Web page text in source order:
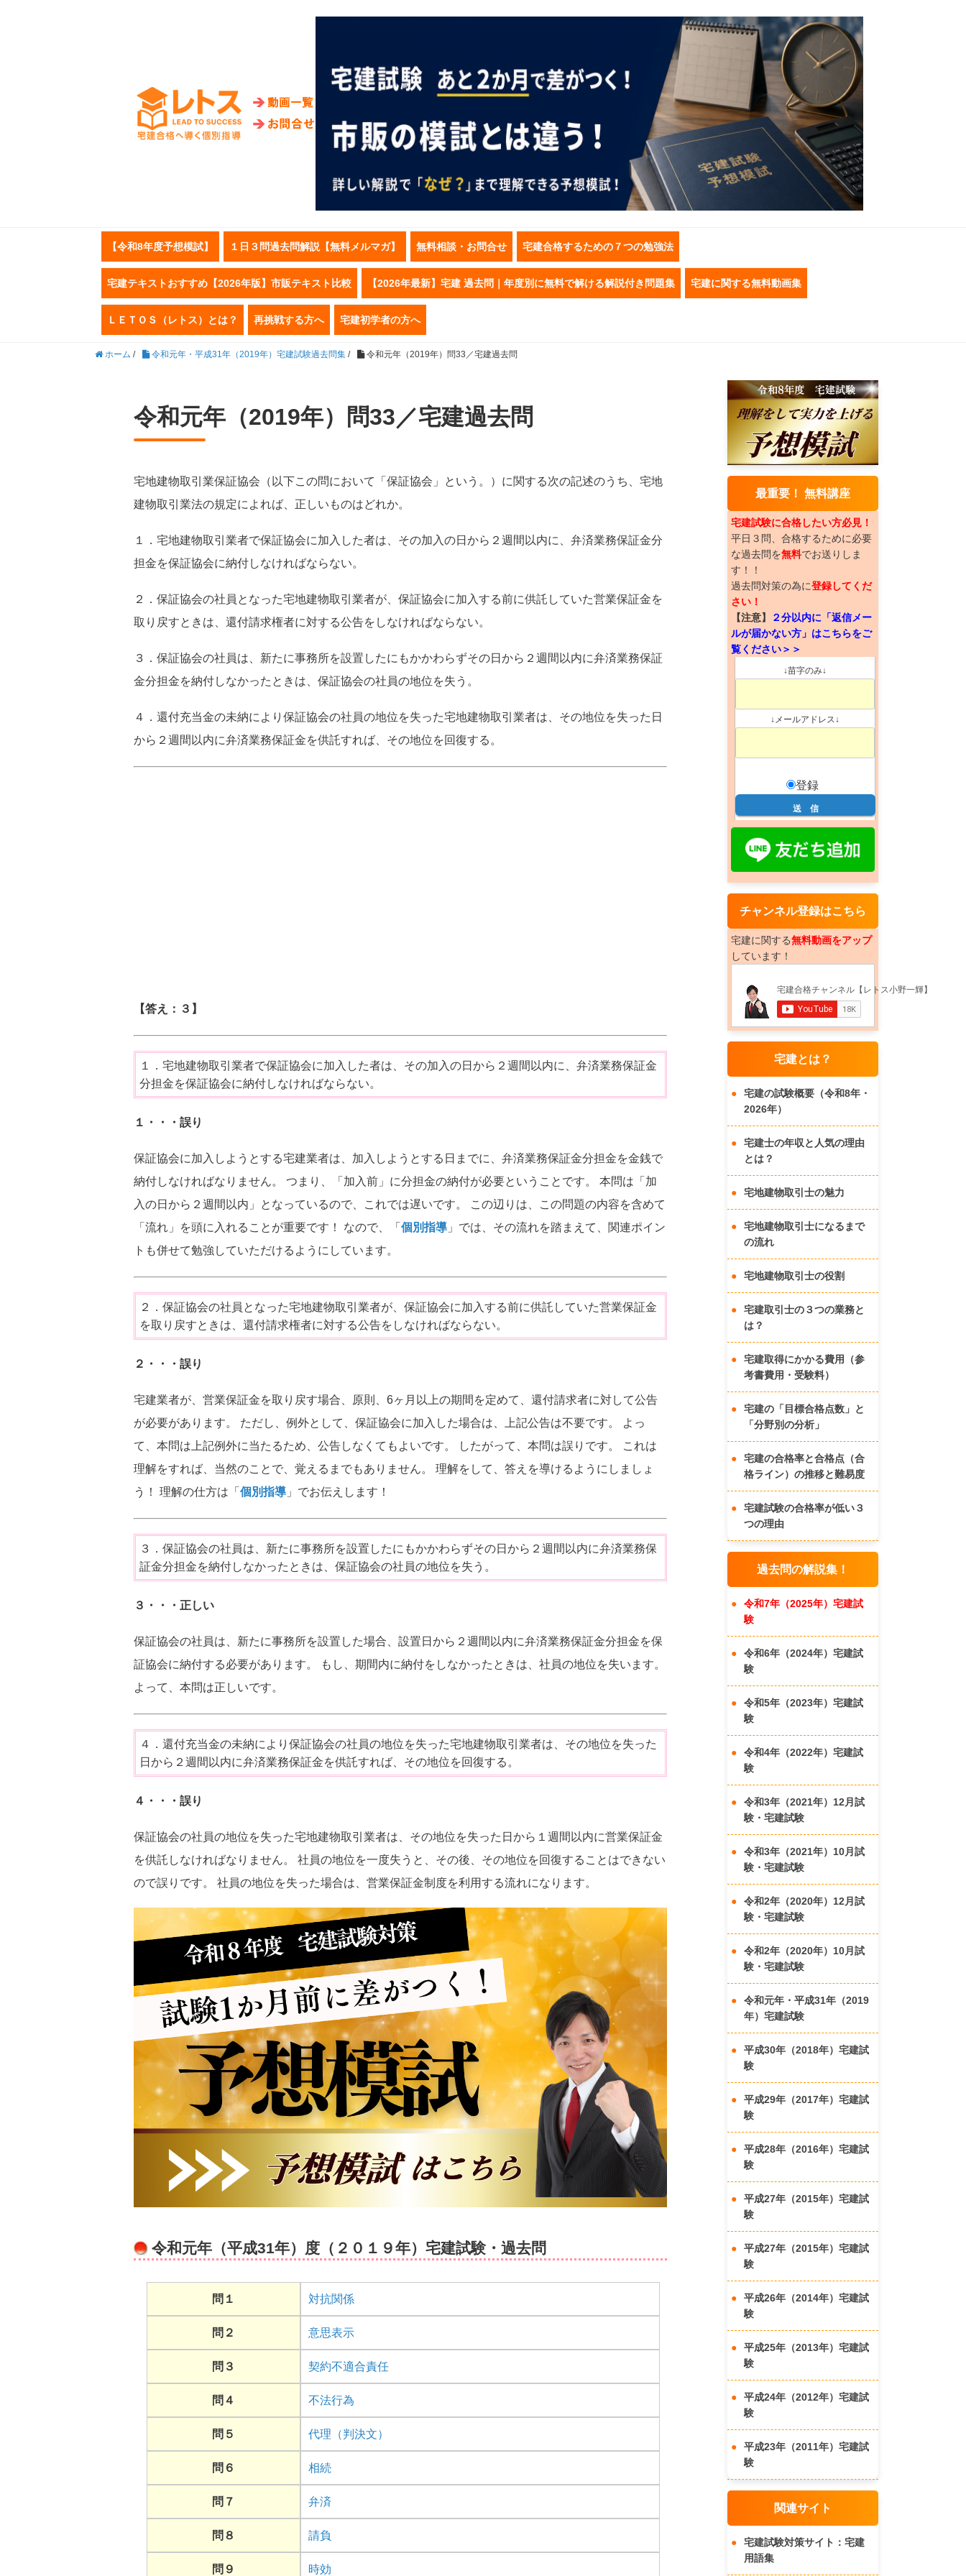
【令和8年度予想模試】 １日３問過去問解説【無料メルマガ】 無料相談・お問合せ 宅建合格するための７つの勉強法
宅建テキストおすすめ【2026年版】市販テキスト比較 【2026年最新】宅建 過去問｜年度別に無料で解ける解説付き問題集 宅建に関する無料動画集
ＬＥＴＯＳ（レトス）とは？ 再挑戦する方へ 宅建初学者の方へ
ホーム / 令和元年・平成31年（2019年）宅建試験過去問集 / 令和元年（2019年）問33／宅建過去問
令和元年（2019年）問33／宅建過去問
宅地建物取引業保証協会（以下この問において「保証協会」という。）に関する次の記述のうち、宅地
建物取引業法の規定によれば、正しいものはどれか。
１．宅地建物取引業者で保証協会に加入した者は、その加入の日から２週間以内に、弁済業務保証金分
担金を保証協会に納付しなければならない。
２．保証協会の社員となった宅地建物取引業者が、保証協会に加入する前に供託していた営業保証金を
取り戻すときは、還付請求権者に対する公告をしなければならない。
３．保証協会の社員は、新たに事務所を設置したにもかかわらずその日から２週間以内に弁済業務保証
金分担金を納付しなかったときは、保証協会の社員の地位を失う。
４．還付充当金の未納により保証協会の社員の地位を失った宅地建物取引業者は、その地位を失った日
から２週間以内に弁済業務保証金を供託すれば、その地位を回復する。
【答え：３】
１．宅地建物取引業者で保証協会に加入した者は、その加入の日から２週間以内に、弁済業務保証金
分担金を保証協会に納付しなければならない。
１・・・誤り
保証協会に加入しようとする宅建業者は、加入しようとする日までに、弁済業務保証金分担金を金銭で
納付しなければなりません。 つまり、「加入前」に分担金の納付が必要ということです。 本問は「加
入の日から２週間以内」となっているので、これでは遅いです。 この辺りは、この問題の内容を含めて
「流れ」を頭に入れることが重要です！ なので、「 個別指導 」では、その流れを踏まえて、関連ポイン
トも併せて勉強していただけるようにしています。
２．保証協会の社員となった宅地建物取引業者が、保証協会に加入する前に供託していた営業保証金
を取り戻すときは、還付請求権者に対する公告をしなければならない。
２・・・誤り
宅建業者が、営業保証金を取り戻す場合、原則、6ヶ月以上の期間を定めて、還付請求者に対して公告
が必要があります。 ただし、例外として、保証協会に加入した場合は、上記公告は不要です。 よっ
て、本問は上記例外に当たるため、公告しなくてもよいです。 したがって、本問は誤りです。 これは
理解をすれば、当然のことで、覚えるまでもありません。 理解をして、答えを導けるようにしましょ
う！ 理解の仕方は「 個別指導 」でお伝えします！
３．保証協会の社員は、新たに事務所を設置したにもかかわらずその日から２週間以内に弁済業務保
証金分担金を納付しなかったときは、保証協会の社員の地位を失う。
３・・・正しい
保証協会の社員は、新たに事務所を設置した場合、設置日から２週間以内に弁済業務保証金分担金を保
証協会に納付する必要があります。 もし、期間内に納付をしなかったときは、社員の地位を失います。
よって、本問は正しいです。
４．還付充当金の未納により保証協会の社員の地位を失った宅地建物取引業者は、その地位を失った
日から２週間以内に弁済業務保証金を供託すれば、その地位を回復する。
４・・・誤り
保証協会の社員の地位を失った宅地建物取引業者は、その地位を失った日から１週間以内に営業保証金
を供託しなければなりません。 社員の地位を一度失うと、その後、その地位を回復することはできない
ので誤りです。 社員の地位を失った場合は、営業保証金制度を利用する流れになります。
令和元年（平成31年）度（２０１９年）宅建試験・過去問
問１ 対抗関係
問２ 意思表示
問３ 契約不適合責任
問４ 不法行為
問５ 代理（判決文）
問６ 相続
問７ 弁済
問８ 請負
問９ 時効
最重要！ 無料講座
宅建試験に合格したい方必見！
平日３問、合格するために必要
な過去問を無料でお送りしま
す！！
過去問対策の為に登録してくだ
さい！
【注意】
２分以内に「返信メー
ルが届かない方」はこちらをご
覧ください＞＞
↓苗字のみ↓
↓メールアドレス↓
登録
チャンネル登録はこちら
宅建に関する無料動画をアップ
しています！
宅建とは？
宅建の試験概要（令和8年・
2026年）
宅建士の年収と人気の理由
とは？
宅地建物取引士の魅力
宅地建物取引士になるまで
の流れ
宅地建物取引士の役割
宅建取引士の３つの業務と
は？
宅建取得にかかる費用（参
考書費用・受験料）
宅建の「目標合格点数」と
「分野別の分析」
宅建の合格率と合格点（合
格ライン）の推移と難易度
宅建試験の合格率が低い３
つの理由
過去問の解説集！
令和7年（2025年）宅建試
験
令和6年（2024年）宅建試
験
令和5年（2023年）宅建試
験
令和4年（2022年）宅建試
験
令和3年（2021年）12月試
験・宅建試験
令和3年（2021年）10月試
験・宅建試験
令和2年（2020年）12月試
験・宅建試験
令和2年（2020年）10月試
験・宅建試験
令和元年・平成31年（2019
年）宅建試験
平成30年（2018年）宅建試
験
平成29年（2017年）宅建試
験
平成28年（2016年）宅建試
験
平成27年（2015年）宅建試
験
平成27年（2015年）宅建試
験
平成26年（2014年）宅建試
験
平成25年（2013年）宅建試
験
平成24年（2012年）宅建試
験
平成23年（2011年）宅建試
験
関連サイト
宅建試験対策サイト：宅建
用語集